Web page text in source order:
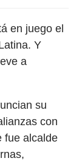
en juego el
Y
a
su
con
fue alcalde